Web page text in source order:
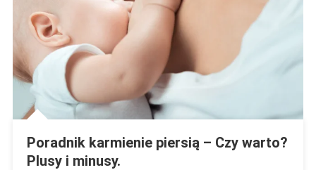
Poradnik karmienie piersią – Czy warto?
Plusy i minusy.